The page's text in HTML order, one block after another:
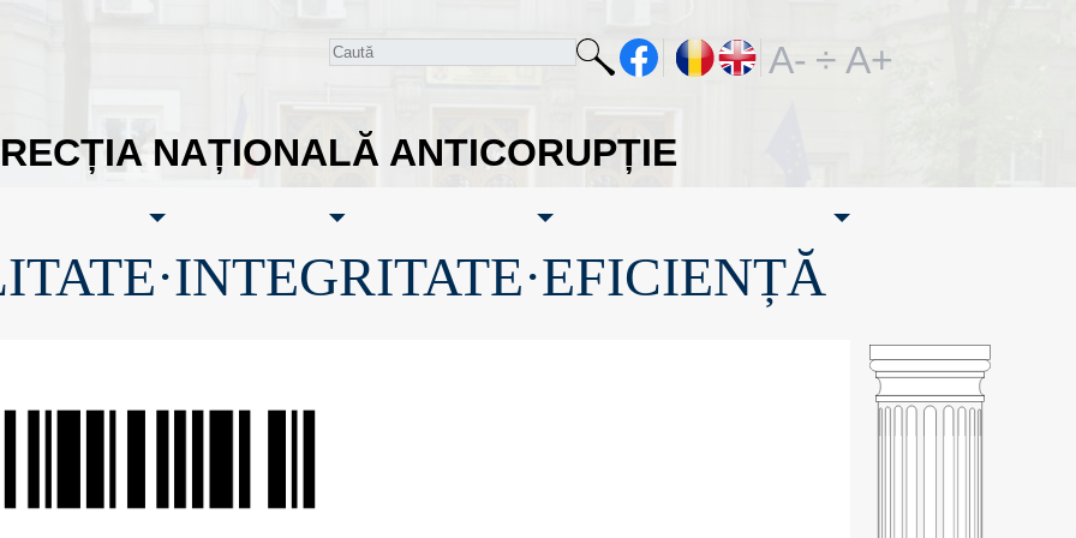
NAȚIONALĂ ANTICORUPȚIE
A- ÷ A+